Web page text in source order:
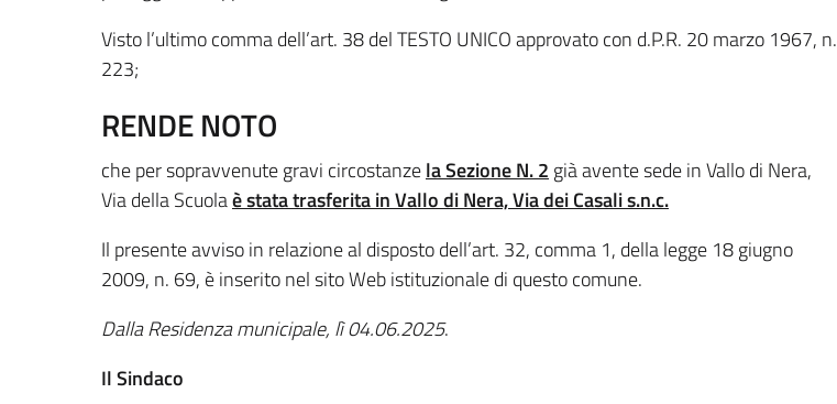
Visto l’ultimo comma dell’art. 38 del TESTO UNICO approvato con d.P.R. 20 marzo 1967, n.
223;
RENDE NOTO
che per sopravvenute gravi circostanzela Sezione N. 2 già avente sede in Vallo di Nera,
Via della Scuolaè stata trasferita in Vallo di Nera, Via dei Casali s.n.c.
Il presente avviso in relazione al disposto dell’art. 32, comma 1, della legge 18 giugno
2009, n. 69, è inserito nel sito Web istituzionale di questo comune.
Dalla Residenza municipale, lì 04.06.2025.
Il Sindaco